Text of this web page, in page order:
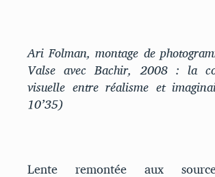
Ari Folman, montage de
Valse avec Bachir, 2008 : la
visuelle entre réalisme et
10’35)
Lente remontée aux